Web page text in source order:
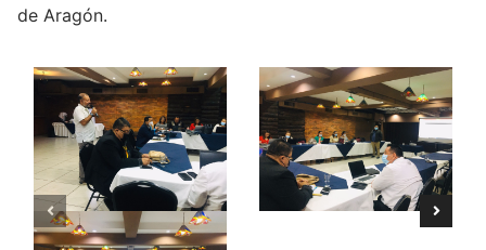
de Aragón.